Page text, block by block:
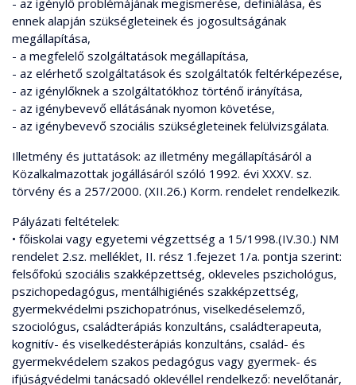
- az igénylő problémájának megismerése, definiálása, és
ennek alapján szükségleteinek és jogosultságának
megállapítása,
- a megfelelő szolgáltatások megállapítása,
- az elérhető szolgáltatások és szolgáltatók feltérképezése,
- az igénylőknek a szolgáltatókhoz történő irányítása,
- az igénybevevő ellátásának nyomon követése,
- az igénybevevő szociális szükségleteinek felülvizsgálata.
Illetmény és juttatások: az illetmény megállapításáról a
Közalkalmazottak jogállásáról szóló 1992. évi XXXV. sz.
törvény és a 257/2000. (XII.26.) Korm. rendelet rendelkezik.
Pályázati feltételek:
• főiskolai vagy egyetemi végzettség a 15/1998.(IV.30.) NM
rendelet 2.sz. melléklet, II. rész 1.fejezet 1/a. pontja szerint:
felsőfokú szociális szakképzettség, okleveles pszichológus,
pszichopedagógus, mentálhigiénés szakképzettség,
gyermekvédelmi pszichopatrónus, viselkedéselemző,
szociológus, családterápiás konzultáns, családterapeuta,
kognitív- és viselkedésterápiás konzultáns, család- és
gyermekvédelem szakos pedagógus vagy gyermek- és
ifjúságvédelmi tanácsadó oklevéllel rendelkező: nevelőtanár,